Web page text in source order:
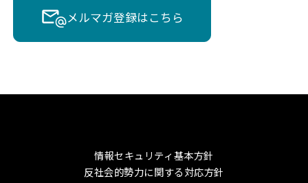
メルマガ登録はこちら
情報セキュリティ基本方針
反社会的勢力に関する対応方針